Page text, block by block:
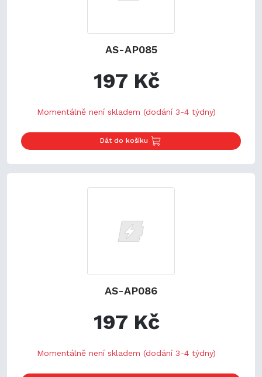
AS-AP085
197 Kč
Momentálně není skladem (dodání 3-4 týdny)
Dát do košíku
AS-AP086
197 Kč
Momentálně není skladem (dodání 3-4 týdny)